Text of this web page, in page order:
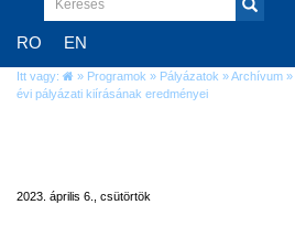
RO EN
Itt vagy: » Programok » Pályázatok »Archívum »
évi pályázati kiírásának eredményei
2023. április 6., csütörtök